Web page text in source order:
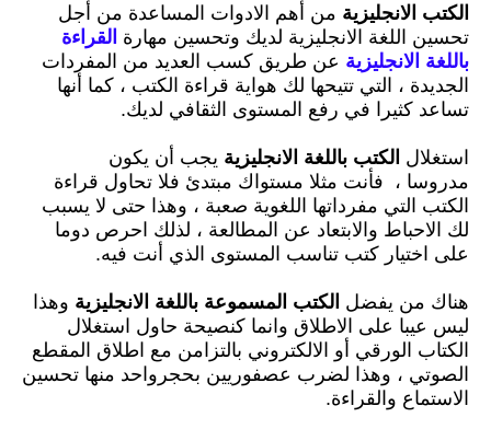
الكتب الانجليزية من أهم الادوات المساعدة من أجل
تحسين اللغة الانجليزية لديك وتحسين مهارة القراءة
باللغة الانجليزية عن طريق كسب العديد من المفردات
الجديدة ، التي تتيحها لك هواية قراءة الكتب ، كما أنها
تساعد كثيرا في رفع المستوى الثقافي لديك.
استغلال الكتب باللغة الانجليزية يجب أن يكون
مدروسا ،
فأنت مثلا مستواك مبتدئ فلا تحاول قراءة
الكتب التي مفرداتها اللغوية صعبة ، وهذا حتى لا يسبب
لك الاحباط والابتعاد عن المطالعة ، لذلك احرص دوما
على اختيار كتب تناسب المستوى الذي أنت فيه.
هناك من يفضل الكتب المسموعة باللغة الانجليزية وهذا
ليس عيبا على الاطلاق وانما كنصيحة حاول استغلال
الكتاب الورقي أو الالكتروني بالتزامن مع اطلاق المقطع
الصوتي ، وهذا لضرب عصفوريين بحجرواحد منها تحسين
الاستماع والقراءة.